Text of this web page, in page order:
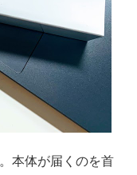
本体が届くのを首